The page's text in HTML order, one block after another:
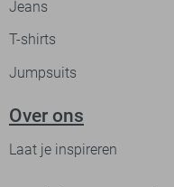
Jeans
T-shirts
Jumpsuits
Over ons
Laat je inspireren